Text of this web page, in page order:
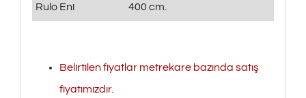
Rulo Eni 400 cm.
Belirtilen fiyatlar metrekare bazında satış
fiyatımızdır.